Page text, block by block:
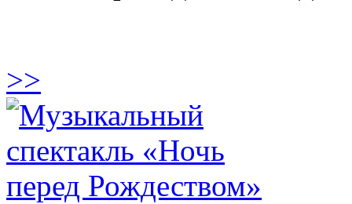
>>